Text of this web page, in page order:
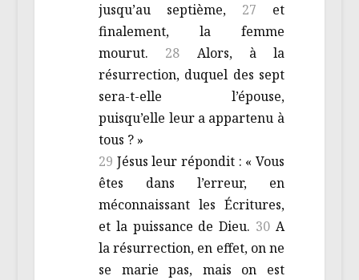
jusqu’au septième, 27 et
finalement, la femme
mourut. 28 Alors, à la
résurrection, duquel des sept
sera-t-elle l’épouse,
puisqu’elle leur a appartenu à
tous ? »
29 Jésus leur répondit : « Vous
êtes dans l’erreur, en
méconnaissant les Écritures,
et la puissance de Dieu. 30 A
la résurrection, en effet, on ne
se marie pas, mais on est